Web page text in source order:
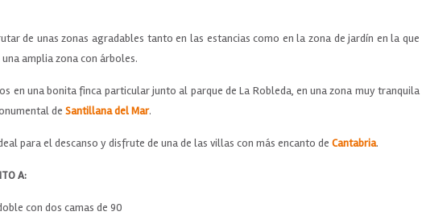
de unas zonas agradables tanto en las estancias como en la zona de jardín en la que
amplia zona con árboles.
en una bonita finca particular junto al parque de La Robleda, en una zona muy tranquila
de Santillana del Mar.
para el descanso y disfrute de una de las villas con más encanto de Cantabria.
A:
con dos camas de 90